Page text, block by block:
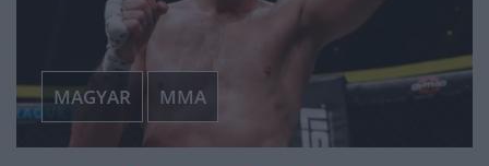
MAGYAR MMA